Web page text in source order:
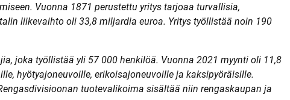
Vuonna 1871 perustettu yritys tarjoaa turvallisia,
liikevaihto oli 33,8 miljardia euroa. Yritys työllistää noin 190
joka työllistää yli 57 000 henkilöä. Vuonna 2021 myynti oli 11,8
hyötyajoneuvoille, erikoisajoneuvoille ja kaksipyöräisille.
tuotevalikoima sisältää niin rengaskaupan ja